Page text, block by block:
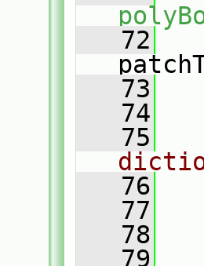
   72
   73
   74
   75
   76
   77
   78
   79